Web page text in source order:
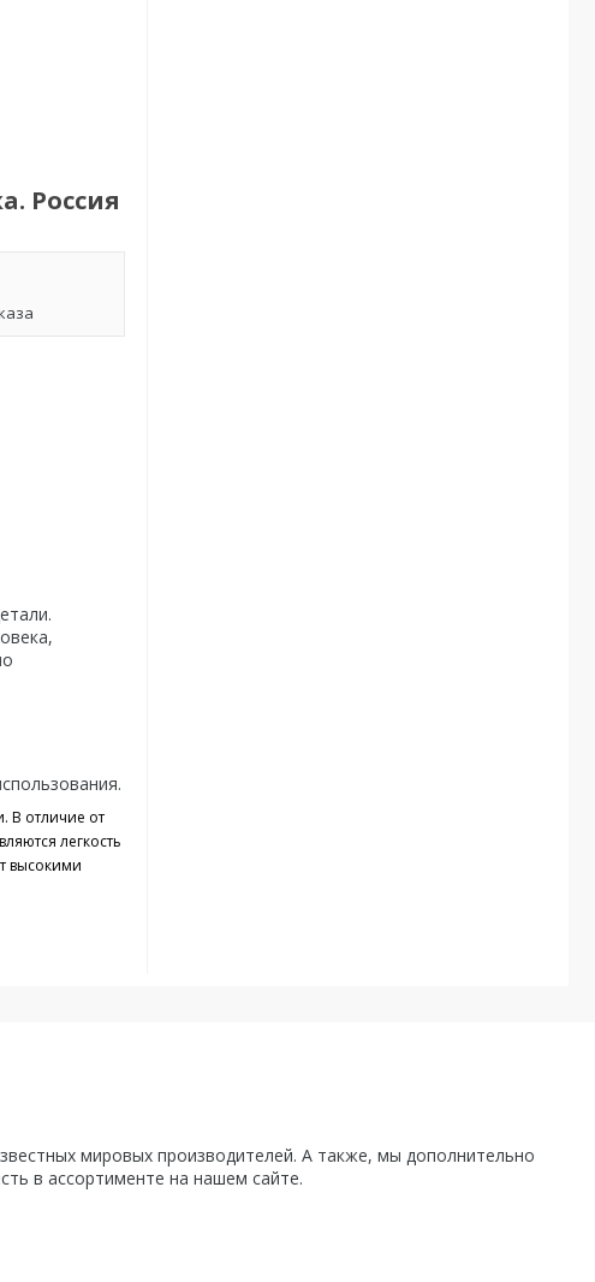
Россия
В отличие от
легкость
высокими
мировых производителей. А также, мы дополнительно
в ассортименте на нашем сайте.